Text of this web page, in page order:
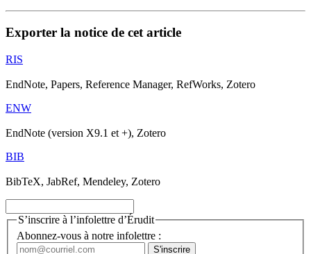
Exporter la notice de cet article
RIS
EndNote, Papers, Reference Manager, RefWorks, Zotero
ENW
EndNote (version X9.1 et +), Zotero
BIB
BibTeX, JabRef, Mendeley, Zotero
S’inscrire à l’infolettre d’Érudit
Abonnez-vous à notre infolettre :